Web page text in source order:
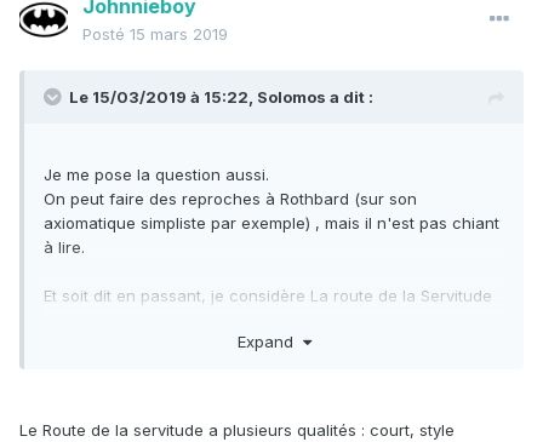
Johnnieboy
Posté 15 mars 2019
Le 15/03/2019 à 15:22, Solomos a dit :
Je me pose la question aussi.
On peut faire des reproches à Rothbard (sur son
axiomatique simpliste par exemple) , mais il n'est pas chiant
à lire.
Et soit dit en passant, je considère La route de la Servitude
Expand
Le Route de la servitude a plusieurs qualités : court, style